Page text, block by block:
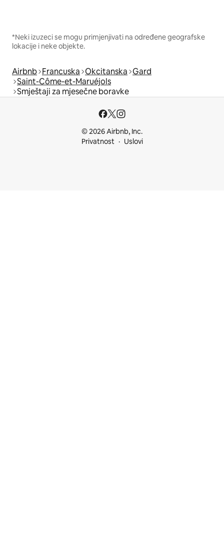
*Neki izuzeci se mogu primjenjivati na određene geografske
lokacije i neke objekte.
Airbnb Francuska Okcitanska Gard
Saint-Côme-et-Maruéjols
Smještaji za mjesečne boravke
© 2026 Airbnb, Inc.
Privatnost
Uslovi